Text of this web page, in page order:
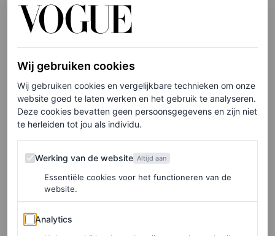
van haar droomgasten. Hierbij zitten onder anderen
Madonna, Elon Musk, Marina Abramović en Ottessa
Moshfegh. Maar ook de minister van Binnenlandse
Veiligheid Alejandro Mayorkas, de voormalige minister
van Buitenlandse Zaken Cyrus Vance, crypto CEO Sam
Bankman-Fried (die momenteel ook onder huisarrest
staat wegens fraude) enThe Big Short
Lewis. Van hem kwamen meerdere boeken voorbij in de
leeslijst die Delvey onlangs deelde met Vogue. Of een
van de bovengenoemde personen op een uitnodiging zou
ingaan, valt nog te bezien.
Wij gebruiken cookies
Wij gebruiken cookies en vergelijkbare technieken om onze
website goed te laten werken en het gebruik te analyseren.
Deze cookies bevatten geen persoonsgegevens en zijn niet
te herleiden tot jou als individu.
Werking van de website
Werking van de website Altijd aan
Essentiële cookies voor het functioneren van de
website.
Analytics
Analytics